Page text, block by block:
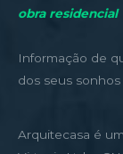
obra residencial
Informação de
dos seus sonhos
Arquitecasa é